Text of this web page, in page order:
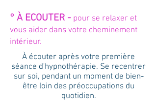
° À ECOUTER - pour se relaxer et
vous aider dans votre cheminement
intérieur.
À écouter après votre première
séance d'hypnothérapie. Se recentrer
sur soi, pendant un moment de bien-
être loin des préoccupations du
quotidien.